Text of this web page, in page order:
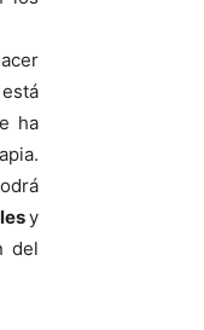
ha
y
del